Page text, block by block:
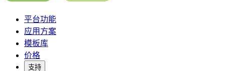
平台功能
应用方案
模板库
价格
支持